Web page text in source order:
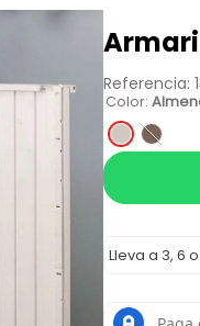
Referencia:
Color:
Lleva a 3, 6